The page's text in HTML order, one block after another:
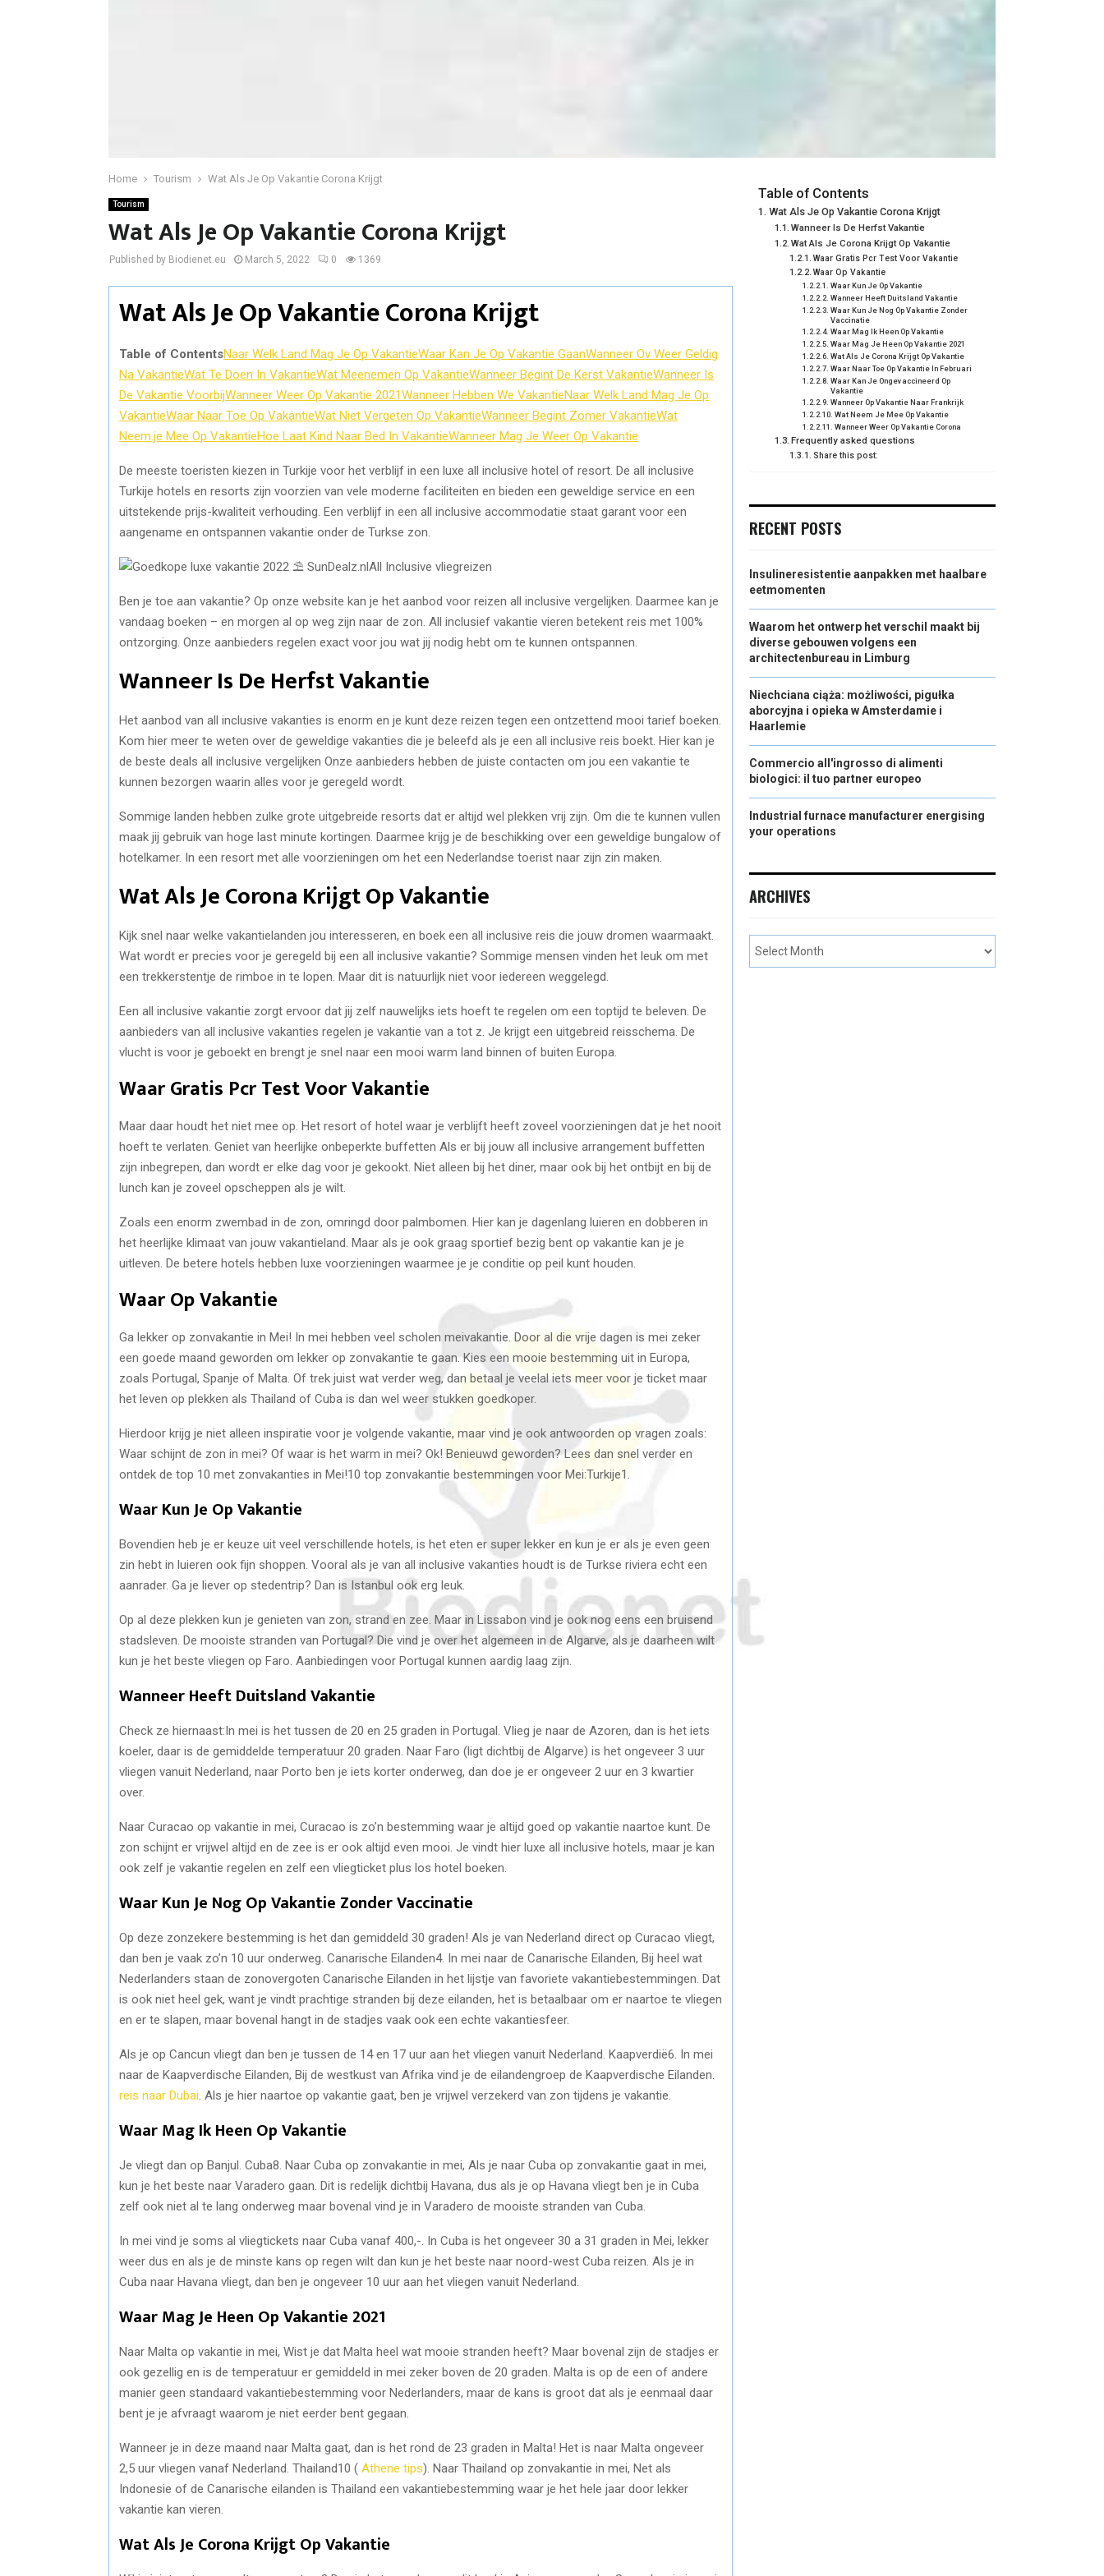
Home Tourism Wat Als Je Op Vakantie Corona Krijgt
Tourism
Wat Als Je Op Vakantie Corona Krijgt
Published by Biodienet.eu March 5, 2022 0 1369
Wat Als Je Op Vakantie Corona Krijgt
Table of ContentsNaar Welk Land Mag Je Op VakantieWaar Kan Je Op Vakantie GaanWanneer Ov Weer Geldig
Na VakantieWat Te Doen In VakantieWat Meenemen Op VakantieWanneer Begint De Kerst VakantieWanneer Is
De Vakantie VoorbijWanneer Weer Op Vakantie 2021Wanneer Hebben We VakantieNaar Welk Land Mag Je Op
VakantieWaar Naar Toe Op VakantieWat Niet Vergeten Op VakantieWanneer Begint Zomer VakantieWat
Neem.je Mee Op VakantieHoe Laat Kind Naar Bed In VakantieWanneer Mag Je Weer Op Vakantie
De meeste toeristen kiezen in Turkije voor het verblijf in een luxe all inclusive hotel of resort. De all inclusive
Turkije hotels en resorts zijn voorzien van vele moderne faciliteiten en bieden een geweldige service en een
uitstekende prijs-kwaliteit verhouding. Een verblijf in een all inclusive accommodatie staat garant voor een
aangename en ontspannen vakantie onder de Turkse zon.
All Inclusive vliegreizen
Ben je toe aan vakantie? Op onze website kan je het aanbod voor reizen all inclusive vergelijken. Daarmee kan je
vandaag boeken – en morgen al op weg zijn naar de zon. All inclusief vakantie vieren betekent reis met 100%
ontzorging. Onze aanbieders regelen exact voor jou wat jij nodig hebt om te kunnen ontspannen.
Wanneer Is De Herfst Vakantie
Het aanbod van all inclusive vakanties is enorm en je kunt deze reizen tegen een ontzettend mooi tarief boeken.
Kom hier meer te weten over de geweldige vakanties die je beleefd als je een all inclusive reis boekt. Hier kan je
de beste deals all inclusive vergelijken Onze aanbieders hebben de juiste contacten om jou een vakantie te
kunnen bezorgen waarin alles voor je geregeld wordt.
Sommige landen hebben zulke grote uitgebreide resorts dat er altijd wel plekken vrij zijn. Om die te kunnen vullen
maak jij gebruik van hoge last minute kortingen. Daarmee krijg je de beschikking over een geweldige bungalow of
hotelkamer. In een resort met alle voorzieningen om het een Nederlandse toerist naar zijn zin maken.
Wat Als Je Corona Krijgt Op Vakantie
Kijk snel naar welke vakantielanden jou interesseren, en boek een all inclusive reis die jouw dromen waarmaakt.
Wat wordt er precies voor je geregeld bij een all inclusive vakantie? Sommige mensen vinden het leuk om met
een trekkerstentje de rimboe in te lopen. Maar dit is natuurlijk niet voor iedereen weggelegd.
Een all inclusive vakantie zorgt ervoor dat jij zelf nauwelijks iets hoeft te regelen om een toptijd te beleven. De
aanbieders van all inclusive vakanties regelen je vakantie van a tot z. Je krijgt een uitgebreid reisschema. De
vlucht is voor je geboekt en brengt je snel naar een mooi warm land binnen of buiten Europa.
Waar Gratis Pcr Test Voor Vakantie
Maar daar houdt het niet mee op. Het resort of hotel waar je verblijft heeft zoveel voorzieningen dat je het nooit
hoeft te verlaten. Geniet van heerlijke onbeperkte buffetten Als er bij jouw all inclusive arrangement buffetten
zijn inbegrepen, dan wordt er elke dag voor je gekookt. Niet alleen bij het diner, maar ook bij het ontbijt en bij de
lunch kan je zoveel opscheppen als je wilt.
Zoals een enorm zwembad in de zon, omringd door palmbomen. Hier kan je dagenlang luieren en dobberen in
het heerlijke klimaat van jouw vakantieland. Maar als je ook graag sportief bezig bent op vakantie kan je je
uitleven. De betere hotels hebben luxe voorzieningen waarmee je je conditie op peil kunt houden.
Waar Op Vakantie
Ga lekker op zonvakantie in Mei! In mei hebben veel scholen meivakantie. Door al die vrije dagen is mei zeker
een goede maand geworden om lekker op zonvakantie te gaan. Kies een mooie bestemming uit in Europa,
zoals Portugal, Spanje of Malta. Of trek juist wat verder weg, dan betaal je veelal iets meer voor je ticket maar
het leven op plekken als Thailand of Cuba is dan wel weer stukken goedkoper.
Hierdoor krijg je niet alleen inspiratie voor je volgende vakantie, maar vind je ook antwoorden op vragen zoals:
Waar schijnt de zon in mei? Of waar is het warm in mei? Ok! Benieuwd geworden? Lees dan snel verder en
ontdek de top 10 met zonvakanties in Mei!10 top zonvakantie bestemmingen voor Mei:Turkije1.
Waar Kun Je Op Vakantie
Bovendien heb je er keuze uit veel verschillende hotels, is het eten er super lekker en kun je er als je even geen
zin hebt in luieren ook fijn shoppen. Vooral als je van all inclusive vakanties houdt is de Turkse riviera echt een
aanrader. Ga je liever op stedentrip? Dan is Istanbul ook erg leuk.
Op al deze plekken kun je genieten van zon, strand en zee. Maar in Lissabon vind je ook nog eens een bruisend
stadsleven. De mooiste stranden van Portugal? Die vind je over het algemeen in de Algarve, als je daarheen wilt
kun je het beste vliegen op Faro. Aanbiedingen voor Portugal kunnen aardig laag zijn.
Wanneer Heeft Duitsland Vakantie
Check ze hiernaast:In mei is het tussen de 20 en 25 graden in Portugal. Vlieg je naar de Azoren, dan is het iets
koeler, daar is de gemiddelde temperatuur 20 graden. Naar Faro (ligt dichtbij de Algarve) is het ongeveer 3 uur
vliegen vanuit Nederland, naar Porto ben je iets korter onderweg, dan doe je er ongeveer 2 uur en 3 kwartier
over.
Naar Curacao op vakantie in mei, Curacao is zo’n bestemming waar je altijd goed op vakantie naartoe kunt. De
zon schijnt er vrijwel altijd en de zee is er ook altijd even mooi. Je vindt hier luxe all inclusive hotels, maar je kan
ook zelf je vakantie regelen en zelf een vliegticket plus los hotel boeken.
Waar Kun Je Nog Op Vakantie Zonder Vaccinatie
Op deze zonzekere bestemming is het dan gemiddeld 30 graden! Als je van Nederland direct op Curacao vliegt,
dan ben je vaak zo’n 10 uur onderweg. Canarische Eilanden4. In mei naar de Canarische Eilanden, Bij heel wat
Nederlanders staan de zonovergoten Canarische Eilanden in het lijstje van favoriete vakantiebestemmingen. Dat
is ook niet heel gek, want je vindt prachtige stranden bij deze eilanden, het is betaalbaar om er naartoe te vliegen
en er te slapen, maar bovenal hangt in de stadjes vaak ook een echte vakantiesfeer.
Als je op Cancun vliegt dan ben je tussen de 14 en 17 uur aan het vliegen vanuit Nederland. Kaapverdië6. In mei
naar de Kaapverdische Eilanden, Bij de westkust van Afrika vind je de eilandengroep de Kaapverdische Eilanden.
reis naar Dubai . Als je hier naartoe op vakantie gaat, ben je vrijwel verzekerd van zon tijdens je vakantie.
Waar Mag Ik Heen Op Vakantie
Je vliegt dan op Banjul. Cuba8. Naar Cuba op zonvakantie in mei, Als je naar Cuba op zonvakantie gaat in mei,
kun je het beste naar Varadero gaan. Dit is redelijk dichtbij Havana, dus als je op Havana vliegt ben je in Cuba
zelf ook niet al te lang onderweg maar bovenal vind je in Varadero de mooiste stranden van Cuba.
In mei vind je soms al vliegtickets naar Cuba vanaf 400,-. In Cuba is het ongeveer 30 a 31 graden in Mei, lekker
weer dus en als je de minste kans op regen wilt dan kun je het beste naar noord-west Cuba reizen. Als je in
Cuba naar Havana vliegt, dan ben je ongeveer 10 uur aan het vliegen vanuit Nederland.
Waar Mag Je Heen Op Vakantie 2021
Naar Malta op vakantie in mei, Wist je dat Malta heel wat mooie stranden heeft? Maar bovenal zijn de stadjes er
ook gezellig en is de temperatuur er gemiddeld in mei zeker boven de 20 graden. Malta is op de een of andere
manier geen standaard vakantiebestemming voor Nederlanders, maar de kans is groot dat als je eenmaal daar
bent je je afvraagt waarom je niet eerder bent gegaan.
Wanneer je in deze maand naar Malta gaat, dan is het rond de 23 graden in Malta! Het is naar Malta ongeveer
2,5 uur vliegen vanaf Nederland. Thailand10 ( Athene tips). Naar Thailand op zonvakantie in mei, Net als
Indonesie of de Canarische eilanden is Thailand een vakantiebestemming waar je het hele jaar door lekker
vakantie kan vieren.
Wat Als Je Corona Krijgt Op Vakantie
Table of Contents
Wat Als Je Op Vakantie Corona Krijgt
Wanneer Is De Herfst Vakantie
Wat Als Je Corona Krijgt Op Vakantie
Waar Gratis Pcr Test Voor Vakantie
Waar Op Vakantie
Waar Kun Je Op Vakantie
Wanneer Heeft Duitsland Vakantie
Waar Kun Je Nog Op Vakantie Zonder
Vaccinatie
Waar Mag Ik Heen Op Vakantie
Waar Mag Je Heen Op Vakantie 2021
Wat Als Je Corona Krijgt Op Vakantie
Waar Naar Toe Op Vakantie In Februari
Waar Kan Je Ongevaccineerd Op
Vakantie
Wanneer Op Vakantie Naar Frankrijk
Wat Neem Je Mee Op Vakantie
Wanneer Weer Op Vakantie Corona
Frequently asked questions
Share this post:
RECENT POSTS
Insulineresistentie aanpakken met haalbare
eetmomenten
Waarom het ontwerp het verschil maakt bij
diverse gebouwen volgens een
architectenbureau in Limburg
Niechciana ciąża: możliwości, pigułka
aborcyjna i opieka w Amsterdamie i
Haarlemie
Commercio all'ingrosso di alimenti
biologici: il tuo partner europeo
Industrial furnace manufacturer energising
your operations
ARCHIVES